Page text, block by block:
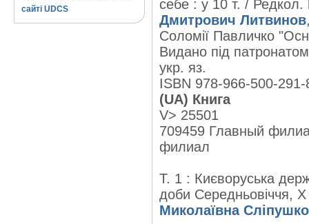
сайті UDCS
себе : у 10 т. / Редкол.
Дмитрович Литвинов
Соломії Павличко
Видано під
укр. яз.
ISBN 978-966-500-291-
(UA) Книга
V> 25501
709459 Главный
филиал
Т. 1 : Києворуська
доби Середньовіччя,
Миколаївна Сліпушко